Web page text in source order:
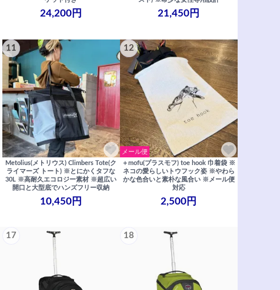
24,200円 21,450円
11
Metolius(メトリウス) Climbers Tote(ク
ライマーズ トート) ※とにかくタフな
30L ※高耐久エコロジー素材 ※超広い
開口と大型底でハンズフリー収納
10,450円
12
メール便
＋mofu(プラスモフ) toe hook 巾着袋 ※
ネコの愛らしいトウフック姿 ※やわら
かな色合いと素朴な風合い ※メール便
対応
2,500円
17 18